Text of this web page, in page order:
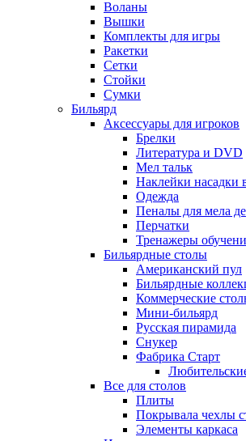
Воланы
Вышки
Комплекты для игры
Ракетки
Сетки
Стойки
Сумки
Бильярд
Аксессуары для игроков
Брелки
Литература и DVD
Мел тальк
Наклейки насадки
Одежда
Пеналы для мела
Перчатки
Тренажеры
Бильярдные столы
Американский пул
Бильярдные
Коммерческие
Мини-бильярд
Русская пирамида
Снукер
Фабрика Старт
Все для столов
Плиты
Покрывала чехлы
Элементы каркаса